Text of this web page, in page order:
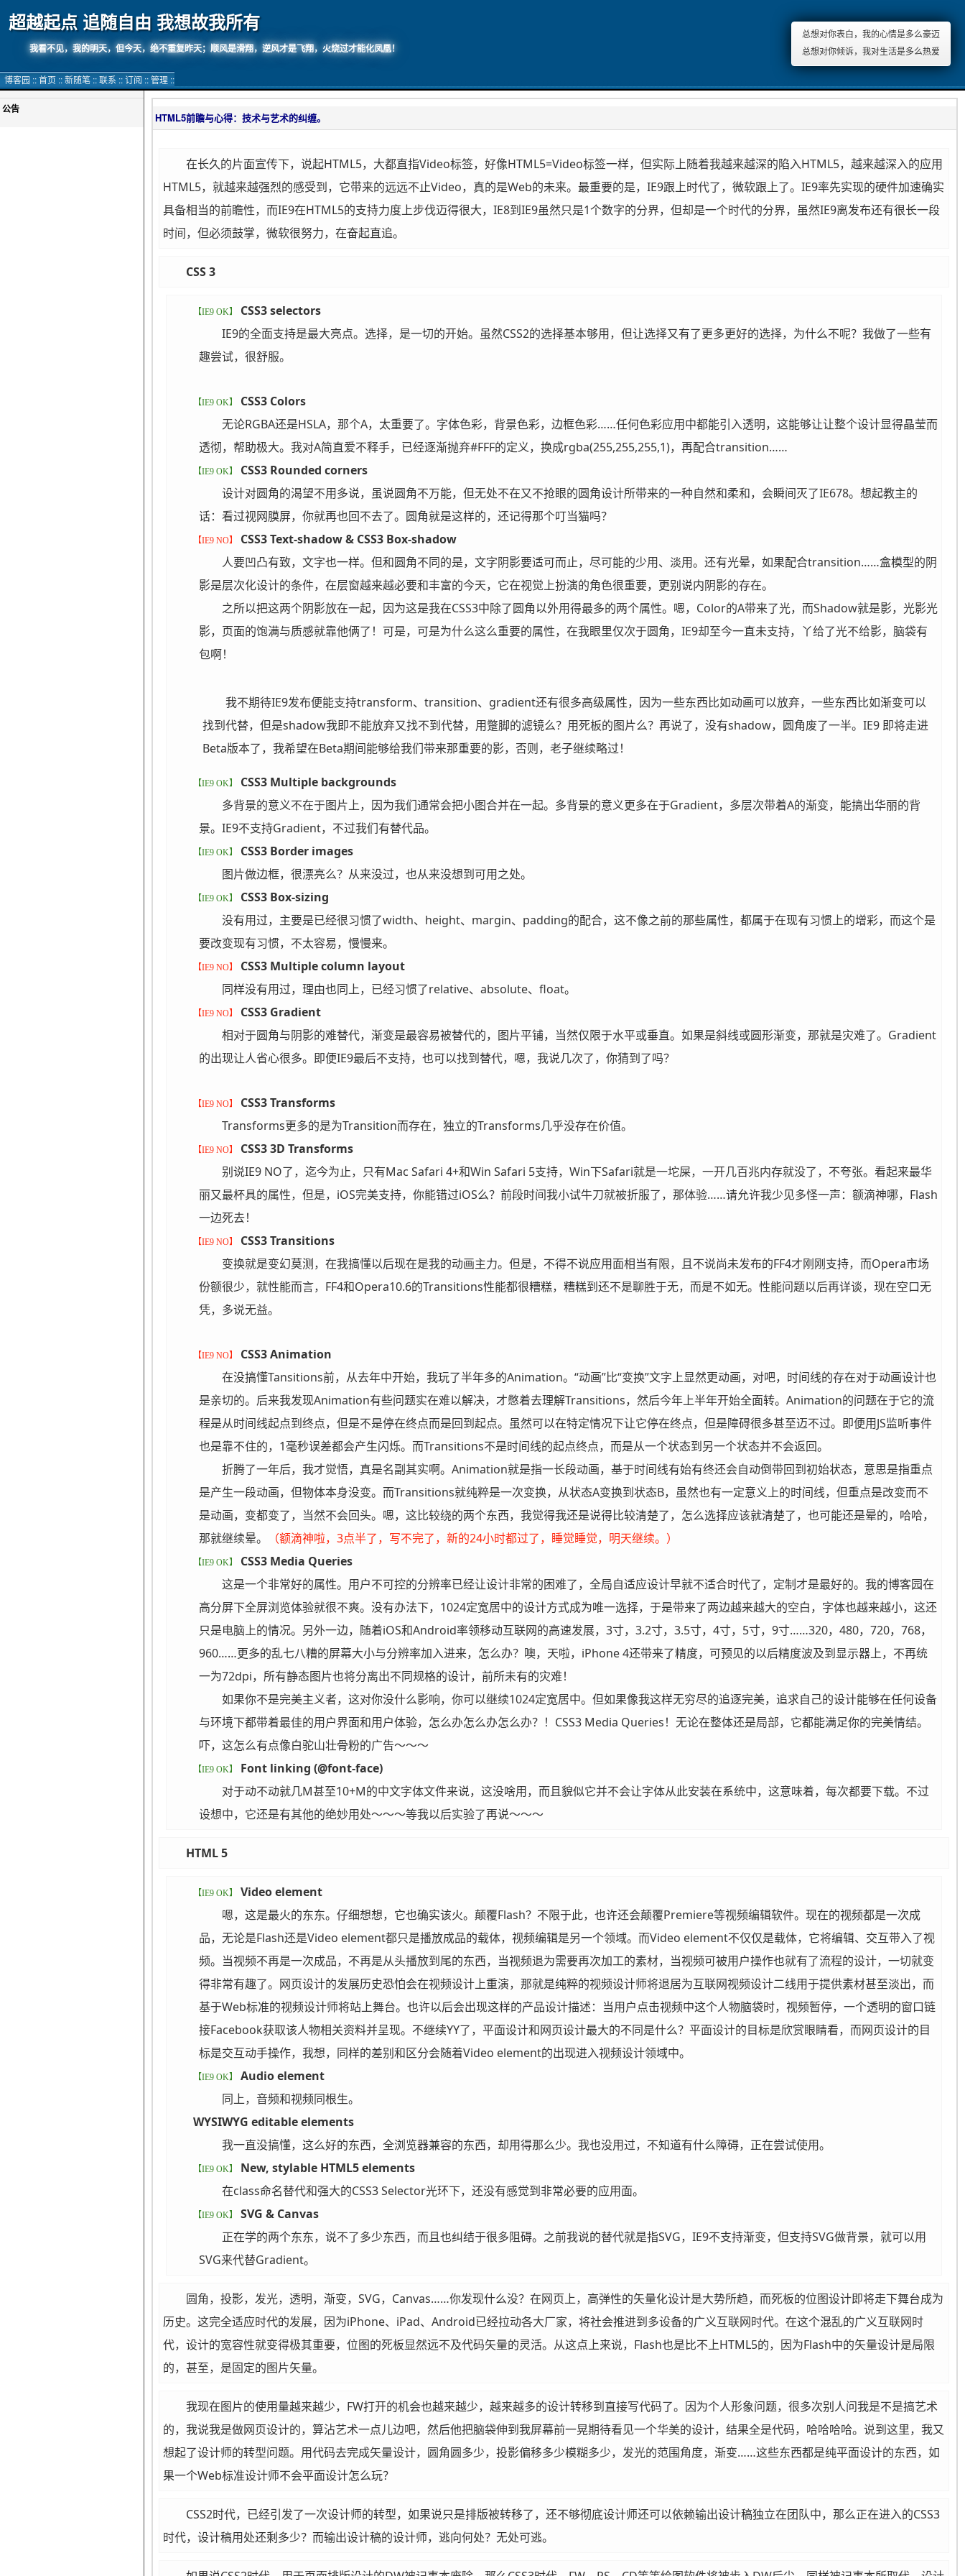
超越起点 追随自由 我想故我所有
我看不见，我的明天，但今天，绝不重复昨天；顺风是滑翔，逆风才是飞翔，火烧过才能化凤凰！
总想对你表白，我的心情是多么豪迈
总想对你倾诉，我对生活是多么热爱
博客园 ::首页 ::新随笔 ::联系 ::订阅 ::管理 ::
公告
HTML5前瞻与心得：技术与艺术的纠缠。
在长久的片面宣传下，说起HTML5，大都直指Video标签，好像HTML5=Video标签一样，但实际上随着我越来越深的陷入HTML5，越来越深入的应用
HTML5，就越来越强烈的感受到，它带来的远远不止Video，真的是Web的未来。最重要的是，IE9跟上时代了，微软跟上了。IE9率先实现的硬件加速确实
具备相当的前瞻性，而IE9在HTML5的支持力度上步伐迈得很大，IE8到IE9虽然只是1个数字的分界，但却是一个时代的分界，虽然IE9离发布还有很长一段
时间，但必须鼓掌，微软很努力，在奋起直追。
CSS 3
【IE9 OK】
CSS3 selectors
IE9的全面支持是最大亮点。选择，是一切的开始。虽然CSS2的选择基本够用，但让选择又有了更多更好的选择，为什么不呢？我做了一些有
趣尝试，很舒服。
【IE9 OK】
CSS3 Colors
无论RGBA还是HSLA，那个A，太重要了。字体色彩，背景色彩，边框色彩……任何色彩应用中都能引入透明，这能够让让整个设计显得晶莹而
透彻，帮助极大。我对A简直爱不释手，已经逐渐抛弃#FFF的定义，换成rgba(255,255,255,1)，再配合transition……
【IE9 OK】
CSS3 Rounded corners
设计对圆角的渴望不用多说，虽说圆角不万能，但无处不在又不抢眼的圆角设计所带来的一种自然和柔和，会瞬间灭了IE678。想起教主的
话：看过视网膜屏，你就再也回不去了。圆角就是这样的，还记得那个叮当猫吗？
【IE9 NO】
CSS3 Text-shadow & CSS3 Box-shadow
人要凹凸有致，文字也一样。但和圆角不同的是，文字阴影要适可而止，尽可能的少用、淡用。还有光晕，如果配合transition……盒模型的阴
影是层次化设计的条件，在层窗越来越必要和丰富的今天，它在视觉上扮演的角色很重要，更别说内阴影的存在。
之所以把这两个阴影放在一起，因为这是我在CSS3中除了圆角以外用得最多的两个属性。嗯，Color的A带来了光，而Shadow就是影，光影光
影，页面的饱满与质感就靠他俩了！可是，可是为什么这么重要的属性，在我眼里仅次于圆角，IE9却至今一直未支持，丫给了光不给影，脑袋有
包啊！
我不期待IE9发布便能支持transform、transition、gradient还有很多高级属性，因为一些东西比如动画可以放弃，一些东西比如渐变可以
找到代替，但是shadow我即不能放弃又找不到代替，用蹩脚的滤镜么？用死板的图片么？再说了，没有shadow，圆角废了一半。IE9 即将走进
Beta版本了，我希望在Beta期间能够给我们带来那重要的影，否则，老子继续略过！
【IE9 OK】
CSS3 Multiple backgrounds
多背景的意义不在于图片上，因为我们通常会把小图合并在一起。多背景的意义更多在于Gradient，多层次带着A的渐变，能搞出华丽的背
景。IE9不支持Gradient，不过我们有替代品。
【IE9 OK】
CSS3 Border images
图片做边框，很漂亮么？从来没过，也从来没想到可用之处。
【IE9 OK】
CSS3 Box-sizing
没有用过，主要是已经很习惯了width、height、margin、padding的配合，这不像之前的那些属性，都属于在现有习惯上的增彩，而这个是
要改变现有习惯，不太容易，慢慢来。
【IE9 NO】
CSS3 Multiple column layout
同样没有用过，理由也同上，已经习惯了relative、absolute、float。
【IE9 NO】
CSS3 Gradient
相对于圆角与阴影的难替代，渐变是最容易被替代的，图片平铺，当然仅限于水平或垂直。如果是斜线或圆形渐变，那就是灾难了。Gradient
的出现让人省心很多。即便IE9最后不支持，也可以找到替代，嗯，我说几次了，你猜到了吗？
【IE9 NO】
CSS3 Transforms
Transforms更多的是为Transition而存在，独立的Transforms几乎没存在价值。
【IE9 NO】
CSS3 3D Transforms
别说IE9 NO了，迄今为止，只有Mac Safari 4+和Win Safari 5支持，Win下Safari就是一坨屎，一开几百兆内存就没了，不夸张。看起来最华
丽又最杯具的属性，但是，iOS完美支持，你能错过iOS么？前段时间我小试牛刀就被折服了，那体验……请允许我少见多怪一声：额滴神哪，Flash
一边死去！
【IE9 NO】
CSS3 Transitions
变换就是变幻莫测，在我搞懂以后现在是我的动画主力。但是，不得不说应用面相当有限，且不说尚未发布的FF4才刚刚支持，而Opera市场
份额很少，就性能而言，FF4和Opera10.6的Transitions性能都很糟糕，糟糕到还不是聊胜于无，而是不如无。性能问题以后再详谈，现在空口无
凭，多说无益。
【IE9 NO】
CSS3 Animation
在没搞懂Tansitions前，从去年中开始，我玩了半年多的Animation。“动画”比“变换”文字上显然更动画，对吧，时间线的存在对于动画设计也
是亲切的。后来我发现Animation有些问题实在难以解决，才憋着去理解Transitions，然后今年上半年开始全面转。Animation的问题在于它的流
程是从时间线起点到终点，但是不是停在终点而是回到起点。虽然可以在特定情况下让它停在终点，但是障碍很多甚至迈不过。即便用JS监听事件
也是靠不住的，1毫秒误差都会产生闪烁。而Transitions不是时间线的起点终点，而是从一个状态到另一个状态并不会返回。
折腾了一年后，我才觉悟，真是名副其实啊。Animation就是指一长段动画，基于时间线有始有终还会自动倒带回到初始状态，意思是指重点
是产生一段动画，但物体本身没变。而Transitions就纯粹是一次变换，从状态A变换到状态B，虽然也有一定意义上的时间线，但重点是改变而不
是动画，变都变了，当然不会回头。嗯，这比较绕的两个东西，我觉得我还是说得比较清楚了，怎么选择应该就清楚了，也可能还是晕的，哈哈，
那就继续晕。
（额滴神啦，3点半了，写不完了，新的24小时都过了，睡觉睡觉，明天继续。）
【IE9 OK】
CSS3 Media Queries
这是一个非常好的属性。用户不可控的分辨率已经让设计非常的困难了，全局自适应设计早就不适合时代了，定制才是最好的。我的博客园在
高分屏下全屏浏览体验就很不爽。没有办法下，1024定宽居中的设计方式成为唯一选择，于是带来了两边越来越大的空白，字体也越来越小，这还
只是电脑上的情况。另外一边，随着iOS和Android率领移动互联网的高速发展，3寸，3.2寸，3.5寸，4寸，5寸，9寸……320，480，720，768，
960……更多的乱七八糟的屏幕大小与分辨率加入进来，怎么办？噢，天啦，iPhone 4还带来了精度，可预见的以后精度波及到显示器上，不再统
一为72dpi，所有静态图片也将分离出不同规格的设计，前所未有的灾难！
如果你不是完美主义者，这对你没什么影响，你可以继续1024定宽居中。但如果像我这样无穷尽的追逐完美，追求自己的设计能够在任何设备
与环境下都带着最佳的用户界面和用户体验，怎么办怎么办怎么办？！CSS3 Media Queries！无论在整体还是局部，它都能满足你的完美情结。
吓，这怎么有点像白驼山壮骨粉的广告～～～
【IE9 OK】
Font linking (@font-face)
对于动不动就几M甚至10+M的中文字体文件来说，这没啥用，而且貌似它并不会让字体从此安装在系统中，这意味着，每次都要下载。不过
设想中，它还是有其他的绝妙用处～～～等我以后实验了再说～～～
HTML 5
【IE9 OK】
Video element
嗯，这是最火的东东。仔细想想，它也确实该火。颠覆Flash？不限于此，也许还会颠覆Premiere等视频编辑软件。现在的视频都是一次成
品，无论是Flash还是Video element都只是播放成品的载体，视频编辑是另一个领域。而Video element不仅仅是载体，它将编辑、交互带入了视
频。当视频不再是一次成品，不再是从头播放到尾的东西，当视频退为需要再次加工的素材，当视频可被用户操作也就有了流程的设计，一切就变
得非常有趣了。网页设计的发展历史恐怕会在视频设计上重演，那就是纯粹的视频设计师将退居为互联网视频设计二线用于提供素材甚至淡出，而
基于Web标准的视频设计师将站上舞台。也许以后会出现这样的产品设计描述：当用户点击视频中这个人物脑袋时，视频暂停，一个透明的窗口链
接Facebook获取该人物相关资料并呈现。不继续YY了，平面设计和网页设计最大的不同是什么？平面设计的目标是欣赏眼睛看，而网页设计的目
标是交互动手操作，我想，同样的差别和区分会随着Video element的出现进入视频设计领域中。
【IE9 OK】
Audio element
同上，音频和视频同根生。
WYSIWYG editable elements
我一直没搞懂，这么好的东西，全浏览器兼容的东西，却用得那么少。我也没用过，不知道有什么障碍，正在尝试使用。
【IE9 OK】
New, stylable HTML5 elements
在class命名替代和强大的CSS3 Selector光环下，还没有感觉到非常必要的应用面。
【IE9 OK】
SVG & Canvas
正在学的两个东东，说不了多少东西，而且也纠结于很多阻碍。之前我说的替代就是指SVG，IE9不支持渐变，但支持SVG做背景，就可以用
SVG来代替Gradient。
圆角，投影，发光，透明，渐变，SVG，Canvas……你发现什么没？在网页上，高弹性的矢量化设计是大势所趋，而死板的位图设计即将走下舞台成为
历史。这完全适应时代的发展，因为iPhone、iPad、Android已经拉动各大厂家，将社会推进到多设备的广义互联网时代。在这个混乱的广义互联网时
代，设计的宽容性就变得极其重要，位图的死板显然远不及代码矢量的灵活。从这点上来说，Flash也是比不上HTML5的，因为Flash中的矢量设计是局限
的，甚至，是固定的图片矢量。
我现在图片的使用量越来越少，FW打开的机会也越来越少，越来越多的设计转移到直接写代码了。因为个人形象问题，很多次别人问我是不是搞艺术
的，我说我是做网页设计的，算沾艺术一点儿边吧，然后他把脑袋伸到我屏幕前一晃期待看见一个华美的设计，结果全是代码，哈哈哈哈。说到这里，我又
想起了设计师的转型问题。用代码去完成矢量设计，圆角圆多少，投影偏移多少模糊多少，发光的范围角度，渐变……这些东西都是纯平面设计的东西，如
果一个Web标准设计师不会平面设计怎么玩？
CSS2时代，已经引发了一次设计师的转型，如果说只是排版被转移了，还不够彻底设计师还可以依赖输出设计稿独立在团队中，那么正在进入的CSS3
时代，设计稿用处还剩多少？而输出设计稿的设计师，逃向何处？无处可逃。